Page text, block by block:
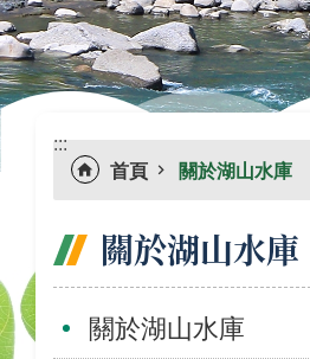
:::
首頁
關於湖山水庫
關於湖山水庫
關於湖山水庫